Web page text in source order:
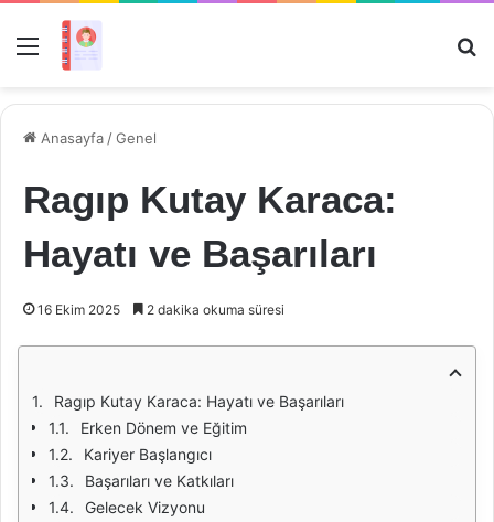
Menü
Anasayfa /Genel
Ragıp Kutay Karaca:
Hayatı ve Başarıları
16 Ekim 2025 2 dakika okuma süresi
Ragıp Kutay Karaca: Hayatı ve Başarıları
Erken Dönem ve Eğitim
Kariyer Başlangıcı
Başarıları ve Katkıları
Gelecek Vizyonu